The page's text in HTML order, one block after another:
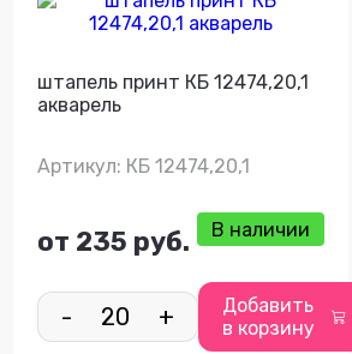
штапель принт КБ 12474,20,1
акварель
Артикул: КБ 12474,20,1
от 235 руб. В наличии
- +
Добавить
в корзину